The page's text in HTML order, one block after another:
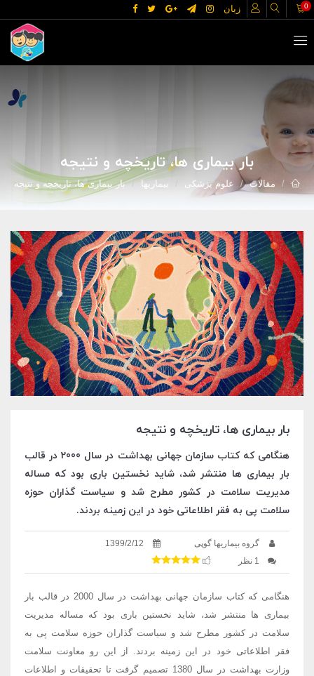
زبان 0
بار بیماری ها، تاریخچه و نتیجه
مقالات علوم پزشکی بیماریها بار بیماری ها، تاریخچه و نتیجه
بار بیماری ها، تاریخچه و نتیجه
هنگامی که کتاب سازمان جهانی بهداشت در سال 2000 در قالب
بار بیماری ها منتشر شد، شاید نخستین باری بود که مساله
مدیریت سلامت در کشور مطرح شد و سیاست گذاران حوزه
سلامت پی به فقر اطلاعاتی خود در این زمینه بردند.
گروه بیماریها گوپی
1399/2/12
1 نظر
هنگامی که کتاب سازمان جهانی بهداشت در سال 2000 در قالب بار
بیماری ها منتشر شد، شاید نخستین باری بود که مساله مدیریت
سلامت در کشور مطرح شد و سیاست گذاران حوزه سلامت پی به
فقر اطلاعاتی خود در این زمینه بردند. از این رو معاونت سلامت
وزارت بهداشت در سال 1380 تصمیم گرفت تا تحقیقات و اطلاعات